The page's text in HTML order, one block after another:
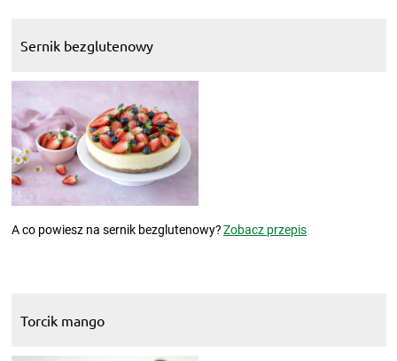
Sernik bezglutenowy
A co powiesz na sernik bezglutenowy?Zobacz przepis
Torcik mango